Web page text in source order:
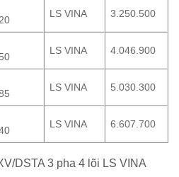
LS VINA 3.250.500
LS VINA 4.046.900
LS VINA 5.030.300
LS VINA 6.607.700
DSTA 3 pha 4 lõi LS VINA